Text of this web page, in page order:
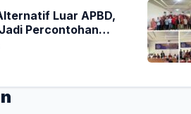
Luar APBD,
Percontohan
Daerah